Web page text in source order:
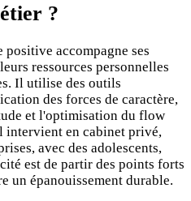
?
accompagne ses
ressources personnelles
Il utilise des outils
des forces de caractère,
et l'optimisation du flow
intervient en cabinet privé,
avec des adolescents,
est de partir des points forts
un épanouissement durable.